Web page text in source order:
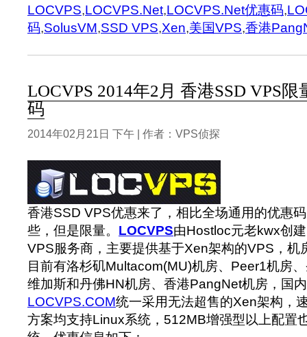
LOCVPS,LOCVPS.Net,LOCVPS.Net优惠码,
码,SolusVM,SSD VPS,Xen,美国VPS,香港
LOCVPS 2014年2月 香港SSD VPS
码
2014年02月21日 下午 | 作者：VPS侦探
香港SSD VPS优惠来了，相比全场通用的优惠
些，但是限量。 LOCVPS由Hostloc元老kwx创
VPS服务商，主要提供基于Xen架构的VPS，机
目前有洛杉矶Multacom(MU)机房、Peer1机房
维加斯和丹佛HN机房、香港PangNet机房，国
LOCVPS.COM统一采用无法超售的Xen架构，
方案均支持Linux系统，512MB增强型以上配置